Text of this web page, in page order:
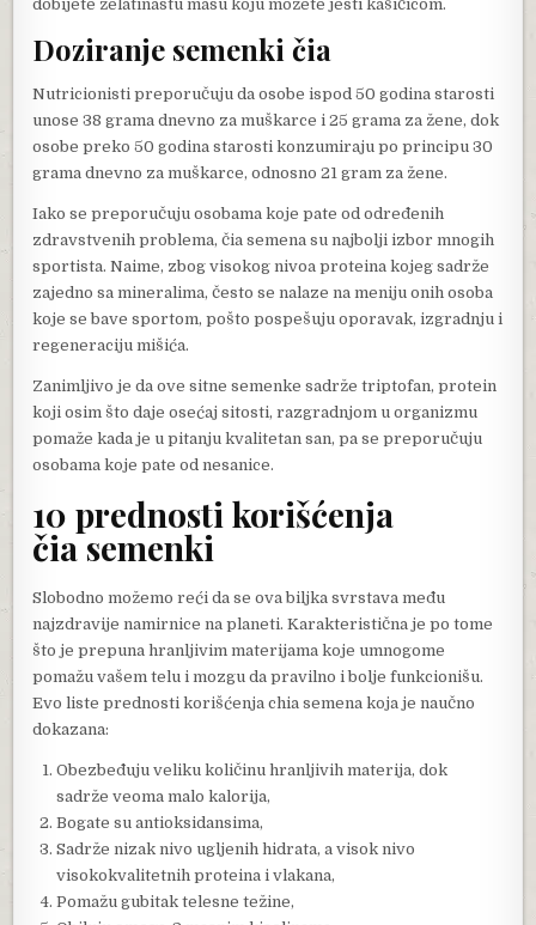
dobijete želatinastu masu koju možete jesti kašičicom.
Doziranje semenki čia
Nutricionisti preporučuju da osobe ispod 50 godina starosti
unose 38 grama dnevno za muškarce i 25 grama za žene, dok
osobe preko 50 godina starosti konzumiraju po principu 30
grama dnevno za muškarce, odnosno 21 gram za žene.
Iako se preporučuju osobama koje pate od određenih
zdravstvenih problema, čia semena su najbolji izbor mnogih
sportista. Naime, zbog visokog nivoa proteina kojeg sadrže
zajedno sa mineralima, često se nalaze na meniju onih osoba
koje se bave sportom, pošto pospešuju oporavak, izgradnju i
regeneraciju mišića.
Zanimljivo je da ove sitne semenke sadrže triptofan, protein
koji osim što daje osećaj sitosti, razgradnjom u organizmu
pomaže kada je u pitanju kvalitetan san, pa se preporučuju
osobama koje pate od nesanice.
10 prednosti korišćenja
čia semenki
Slobodno možemo reći da se ova biljka svrstava među
najzdravije namirnice na planeti. Karakteristična je po tome
što je prepuna hranljivim materijama koje umnogome
pomažu vašem telu i mozgu da pravilno i bolje funkcionišu.
Evo liste prednosti korišćenja chia semena koja je naučno
dokazana:
Obezbeđuju veliku količinu hranljivih materija, dok
sadrže veoma malo kalorija,
Bogate su antioksidansima,
Sadrže nizak nivo ugljenih hidrata, a visok nivo
visokokvalitetnih proteina i vlakana,
Pomažu gubitak telesne težine,